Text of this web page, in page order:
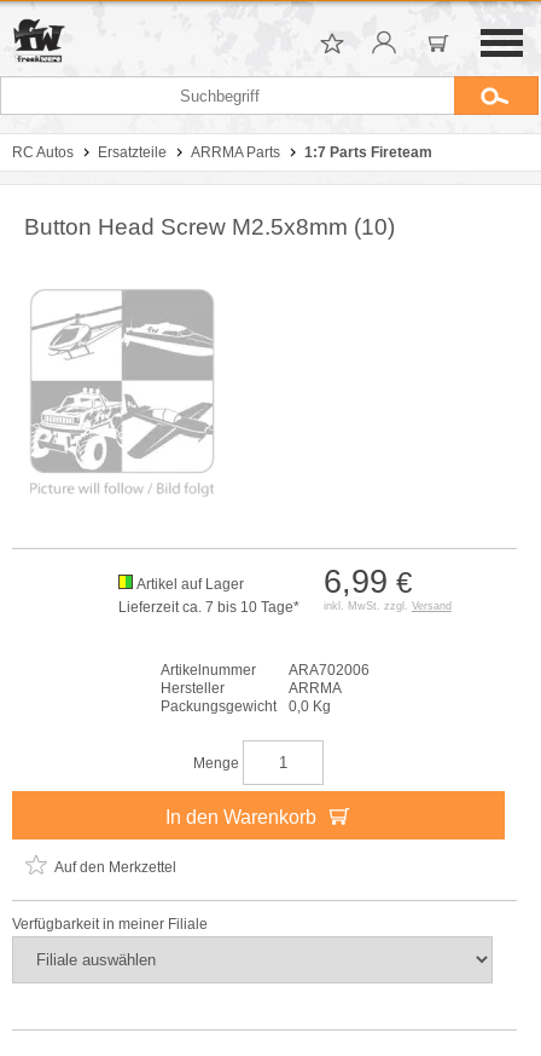
RC Autos Ersatzteile ARRMA Parts 1:7 Parts Fireteam
Button Head Screw M2.5x8mm (10)
6,99 €
inkl. MwSt. zzgl. Versand
Artikel auf Lager
Lieferzeit ca. 7 bis 10 Tage*
Artikelnummer
ARA702006
Hersteller
ARRMA
Packungsgewicht
0,0 Kg
Menge
In den Warenkorb
Auf den Merkzettel
Verfügbarkeit in meiner Filiale